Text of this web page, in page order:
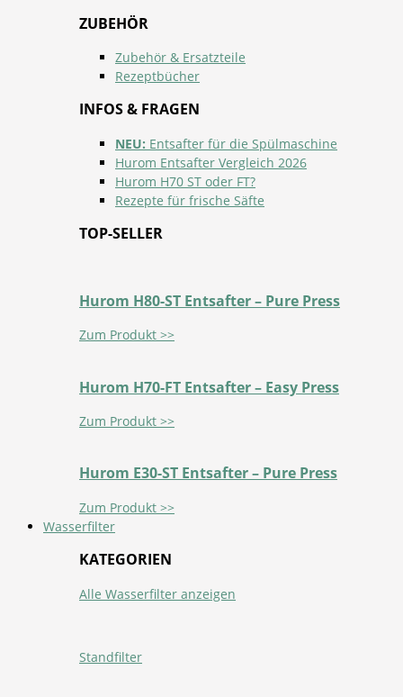
ZUBEHÖR
Zubehör & Ersatzteile
Rezeptbücher
INFOS & FRAGEN
NEU: Entsafter für die Spülmaschine
Hurom Entsafter Vergleich 2026
Hurom H70 ST oder FT?
Rezepte für frische Säfte
TOP-SELLER
Hurom H80-ST Entsafter – Pure Press
Zum Produkt >>
Hurom H70-FT Entsafter – Easy Press
Zum Produkt >>
Hurom E30-ST Entsafter – Pure Press
Zum Produkt >>
Wasserfilter
KATEGORIEN
Alle Wasserfilter anzeigen
Standfilter